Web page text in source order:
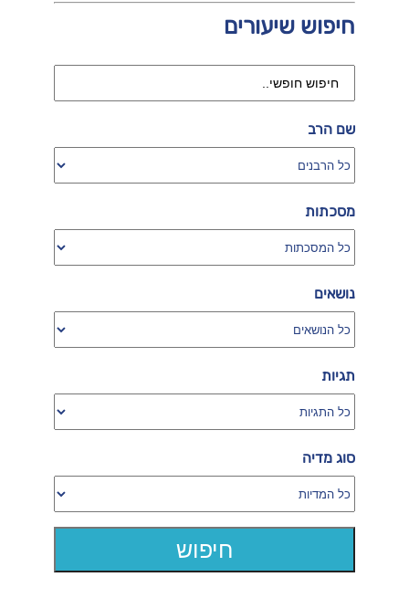
חיפוש שיעורים
שם הרב
מסכתות
נושאים
תגיות
סוג מדיה